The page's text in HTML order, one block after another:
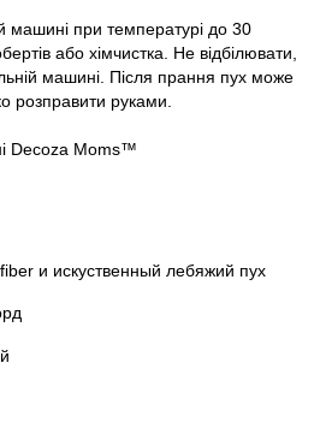
машині при температурі до 30
або хімчистка. Не відбілювати,
машині. Після прання пух може
розправити руками.
Decoza Moms™
и искуственный лебяжий пух